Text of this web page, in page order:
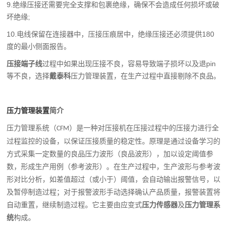
9.绝缘压接还需要完全支撑和包裹绝缘，确保不会造成任何损坏或破
坏绝缘;
10.电线保留在连接器中，压接压痕居中，绝缘压接还必须提供180
度的最小侧面报告。
压接端子线过程中如果出现压接不良，容易导致端子损坏以及退pin
等不良，选择戴泰科压力管理装置，在生产过程中直接剔除不良品。
压力管理装置简介
压力管理系统（CFM）是一种对压接机在压接过程中的压接力进行全
过程监控的设备，以保证压接质量的稳定性。原理是通过设备学习的
方式采集一定数量的良品压力波形（良品波形），加以设定阈值参
数，形成生产用例（参考波形）。在生产过程中，生产波形与参考波
形对比分析，如差值超过（或小于）阈值，会自动输出报警信号，以
及暂停制造过程；对于报警波形手动选择确认产品质量，报警装置将
自动重置，继续制造过程。它主要由应变式压力传感器及压力管理系
统构成。